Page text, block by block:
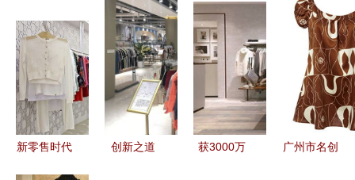
现代转型与
服饰零售新
貌
推荐5个高
效渠道助力
服装服饰零
售发展
版修身长袖
针织连衣裙
的零售之道
最新展示与
零售体验深
度评述
新零售时代
创新之道
获3000万
广州市名创